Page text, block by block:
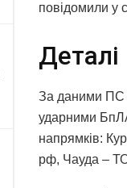
повідомили у
Деталі
За даними ПС
ударними
напрямків:
рф, Чауда –